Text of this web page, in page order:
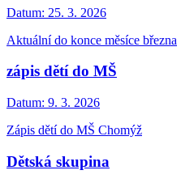
Datum: 25. 3. 2026
Aktuální do konce měsíce března
zápis dětí do MŠ
Datum: 9. 3. 2026
Zápis dětí do MŠ Chomýž
Dětská skupina